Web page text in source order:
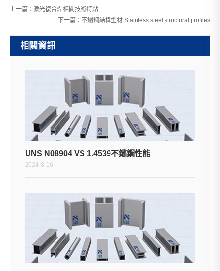
上一篇： 激光復合焊相關技術特點
下一篇： 不鏽鋼結構型材 Stainless steel structural profiles
相關資訊
UNS N08904 VS 1.4539不鏽鋼性能
2024-8-16